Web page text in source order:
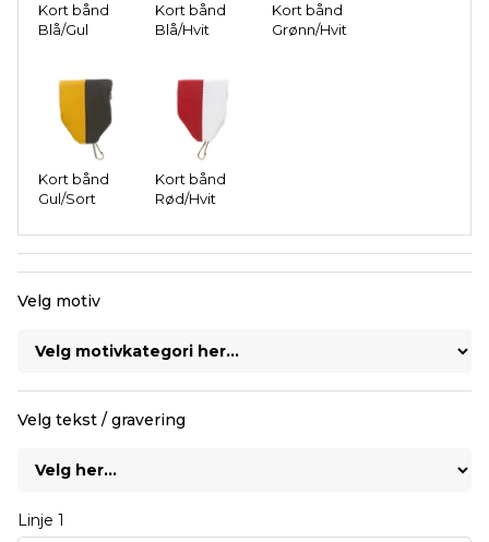
Kort bånd
Blå/Gul
Kort bånd
Blå/Hvit
Kort bånd
Grønn/Hvit
Kort bånd
Gul/Sort
Kort bånd
Rød/Hvit
Velg motiv
Velg tekst / gravering
Linje 1